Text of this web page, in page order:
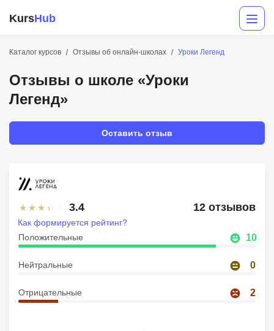
KursHub
Каталог курсов Отзывы об онлайн-школах Уроки Легенд
Отзывы о школе «Уроки
Легенд»
Оставить отзыв
3.4 12 отзывов
Положительные 10
Нейтральные 0
Отрицательные 2
Как формируется рейтинг?
Маркетинг
Дизайн
Аналитика
Менеджмент
Иностранные языки